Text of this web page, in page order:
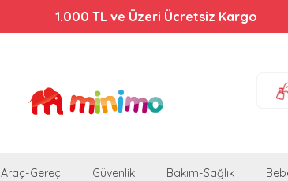
Bebek Arabalarında %44'e Varan İndirim!
Araç-Gereç Güvenlik Bakım-Sağlık